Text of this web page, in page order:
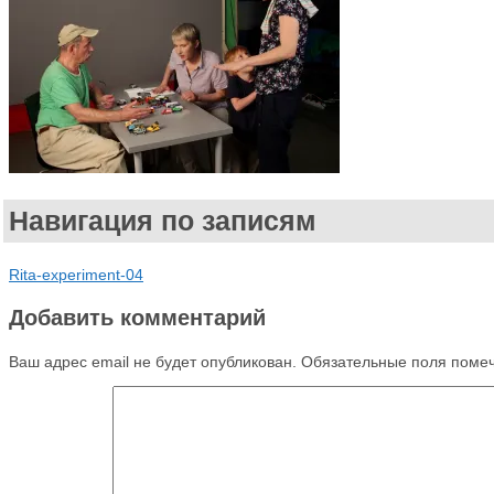
Навигация по записям
Rita-experiment-04
Добавить комментарий
Ваш адрес email не будет опубликован. Обязательные поля